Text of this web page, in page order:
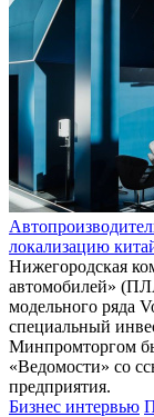
локализацию
Нижегородская
автомобилей»
модельного ряда
специальный
Минпромторгом
«Ведомости» со
предприятия.
Бизнес интервью